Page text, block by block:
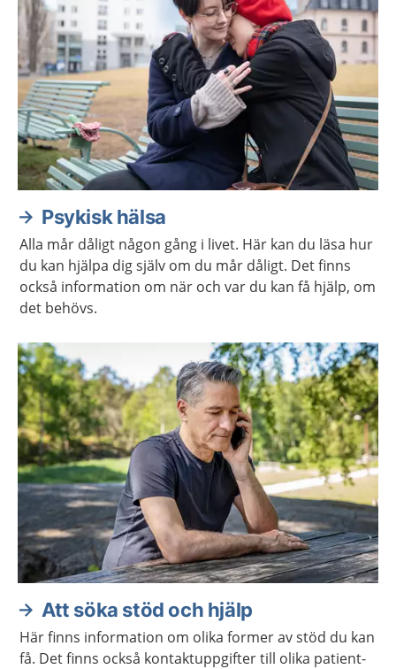
Psykisk hälsa
Alla mår dåligt någon gång i livet. Här kan du läsa hur
du kan hjälpa dig själv om du mår dåligt. Det finns
också information om när och var du kan få hjälp, om
det behövs.
Att söka stöd och hjälp
Här finns information om olika former av stöd du kan
få. Det finns också kontaktuppgifter till olika patient-